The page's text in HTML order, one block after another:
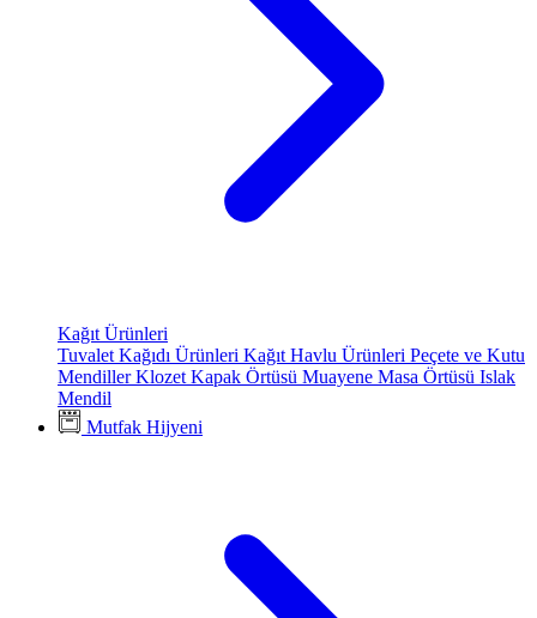
Kağıt Ürünleri
Tuvalet Kağıdı Ürünleri Kağıt Havlu Ürünleri Peçete ve Kutu
MendillerKlozet Kapak Örtüsü Muayene Masa Örtüsü Islak
Mendil
Mutfak Hijyeni